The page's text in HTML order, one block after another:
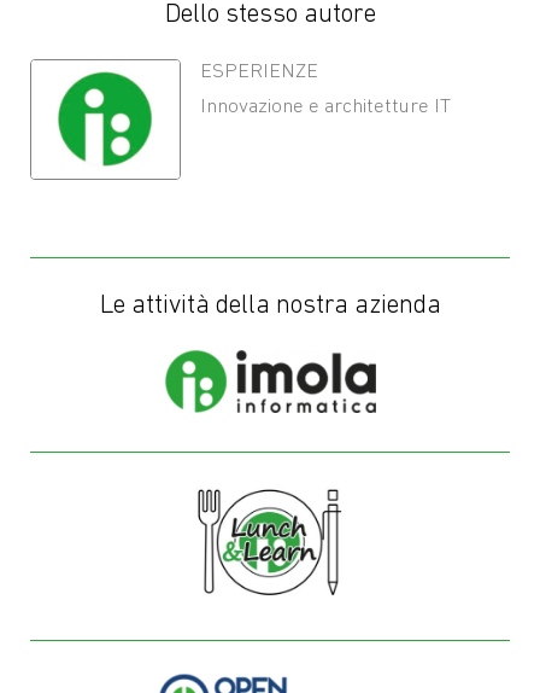
Dello stesso autore
ESPERIENZE
Innovazione e architetture IT
Le attività della nostra azienda